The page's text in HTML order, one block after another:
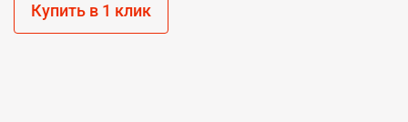
Купить в 1 клик